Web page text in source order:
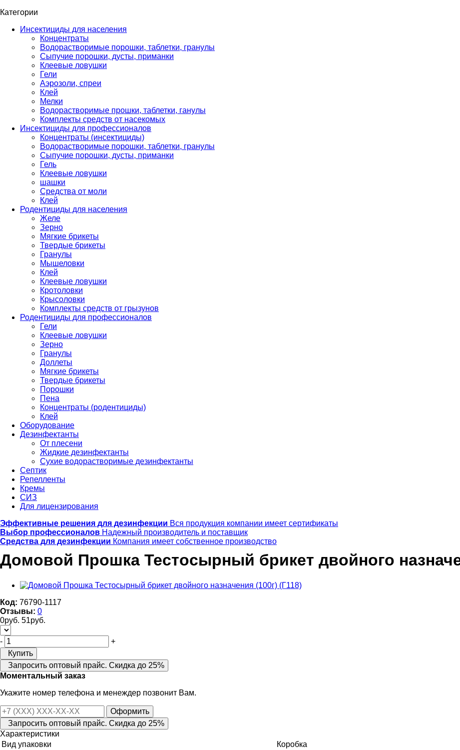
Категории
Инсектициды для населения
Концентраты
Водорастворимые порошки, таблетки, гранулы
Сыпучие порошки, дусты, приманки
Клеевые ловушки
Гели
Аэрозоли, спреи
Клей
Мелки
Водорастворимые прошки, таблетки, ганулы
Комплекты средств от насекомых
Инсектициды для профессионалов
Концентраты (инсектициды)
Водорастворимые порошки, таблетки, гранулы
Сыпучие порошки, дусты, приманки
Гель
Клеевые ловушки
шашки
Средства от моли
Клей
Родентициды для населения
Желе
Зерно
Мягкие брикеты
Твердые брикеты
Гранулы
Мышеловки
Клей
Клеевые ловушки
Кротоловки
Крысоловки
Комплекты средств от грызунов
Родентициды для профессионалов
Гели
Клеевые ловушки
Зерно
Гранулы
Доллеты
Мягкие брикеты
Твердые брикеты
Порошки
Пена
Концентраты (родентициды)
Клей
Оборудование
Дезинфектанты
От плесени
Жидкие дезинфектанты
Сухие водорастворимые дезинфектанты
Септик
Репелленты
Кремы
СИЗ
Для лицензирования
Эффективные решения для дезинфекции Вся продукция компании имеет сертификаты
Выбор профессионалов Надежный производитель и поставщик
Средства для дезинфекции Компания имеет собственное производство
Домовой Прошка Тестосырный брикет двойного
Код: 76790-1117
Отзывы: 0
0руб. 51руб.
-
+
Купить
Запросить оптовый прайс. Скидка до 25%
Моментальный заказ
Укажите номер телефона и менеждер позвонит Вам.
Оформить
Запросить оптовый прайс. Скидка до 25%
Характеристики
Вид упаковки
Коробка